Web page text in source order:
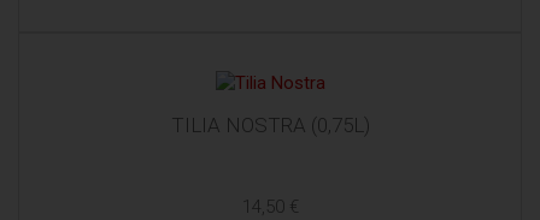
TILIA NOSTRA (0,75L)
14,50 €